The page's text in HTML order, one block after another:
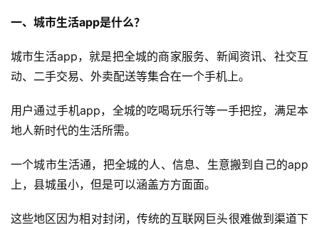
一、城市生活app是什么？
城市生活app，就是把全城的商家服务、新闻资讯、社交互
动、二手交易、外卖配送等集合在一个手机上。
用户通过手机app，全城的吃喝玩乐行等一手把控，满足本
地人新时代的生活所需。
一个城市生活通，把全城的人、信息、生意搬到自己的app
上，县城虽小，但是可以涵盖方方面面。
这些地区因为相对封闭，传统的互联网巨头很难做到渠道下